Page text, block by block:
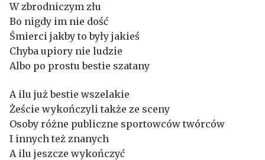
W zbrodniczym złu
Bo nigdy im nie dość
Śmierci jakby to były jakieś
Chyba upiory nie ludzie
Albo po prostu bestie szatany
A ilu już bestie wszelakie
Żeście wykończyli także ze sceny
Osoby różne publiczne sportowców twórców
I innych też znanych
A ilu jeszcze wykończyć